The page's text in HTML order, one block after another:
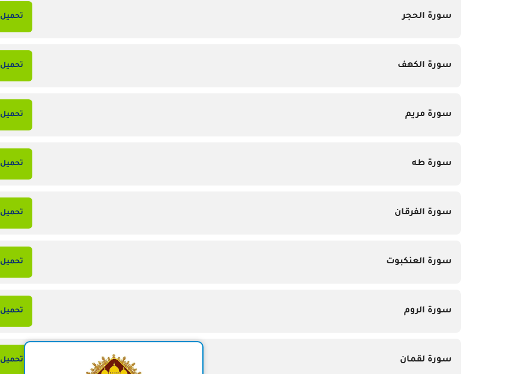
سورة الحجر تحميل
سورة الكهف تحميل
سورة مريم تحميل
سورة طه تحميل
سورة الفرقان تحميل
سورة العنكبوت تحميل
سورة الروم تحميل
سورة لقمان تحميل